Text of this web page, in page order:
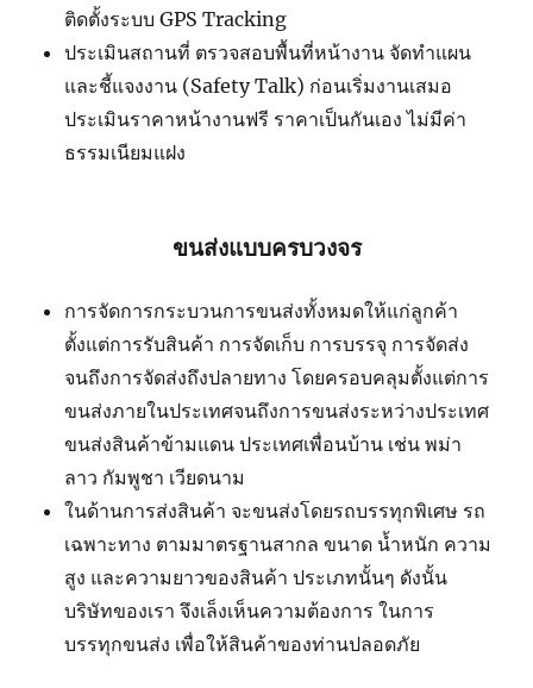
ติดตั้งระบบ GPS Tracking
ประเมินสถานที่ ตรวจสอบพื้นที่หน้างาน จัดทำแผน
และชี้แจงงาน (Safety Talk) ก่อนเริ่มงานเสมอ
ประเมินราคาหน้างานฟรี ราคาเป็นกันเอง ไม่มีค่า
ธรรมเนียมแฝง
ขนส่งแบบครบวงจร
การจัดการกระบวนการขนส่งทั้งหมดให้แก่ลูกค้า
ตั้งแต่การรับสินค้า การจัดเก็บ การบรรจุ การจัดส่ง
จนถึงการจัดส่งถึงปลายทาง โดยครอบคลุมตั้งแต่การ
ขนส่งภายในประเทศจนถึงการขนส่งระหว่างประเทศ
ขนส่งสินค้าข้ามแดน ประเทศเพื่อนบ้าน เช่น พม่า
ลาว กัมพูชา เวียดนาม
ในด้านการส่งสินค้า จะขนส่งโดยรถบรรทุกพิเศษ รถ
เฉพาะทาง ตามมาตรฐานสากล ขนาด น้ำหนัก ความ
สูง และความยาวของสินค้า ประเภทนั้นๆ ดังนั้น
บริษัทของเรา จึงเล็งเห็นความต้องการ ในการ
บรรทุกขนส่ง เพื่อให้สินค้าของท่านปลอดภัย